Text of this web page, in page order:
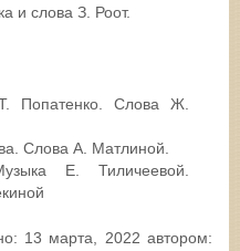
и слова З. Роот.
Попатенко. Слова Ж.
Слова А. Матлиной.
Е. Тиличеевой.
13 марта, 2022 автором: